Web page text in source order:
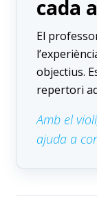
cada
El
objectius.
repertori
Amb el
ajuda a